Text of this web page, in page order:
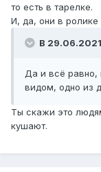
то есть в тарелке.
И, да, они в ролике
В
Да и всё равно,
видом, одно из
Ты скажи это
кушают.